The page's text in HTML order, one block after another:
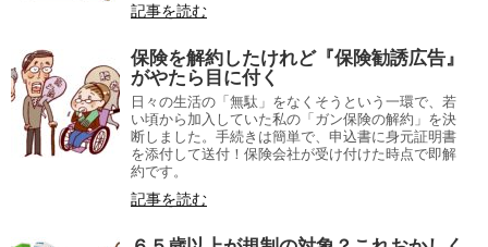
記事を読む
保険を解約したけれど『保険勧誘広告』
がやたら目に付く
日々の生活の「無駄」をなくそうという一環で、若
い頃から加入していた私の「ガン保険の解約」を決
断しました。手続きは簡単で、申込書に身元証明書
を添付して送付！保険会社が受け付けた時点で即解
約です。
記事を読む